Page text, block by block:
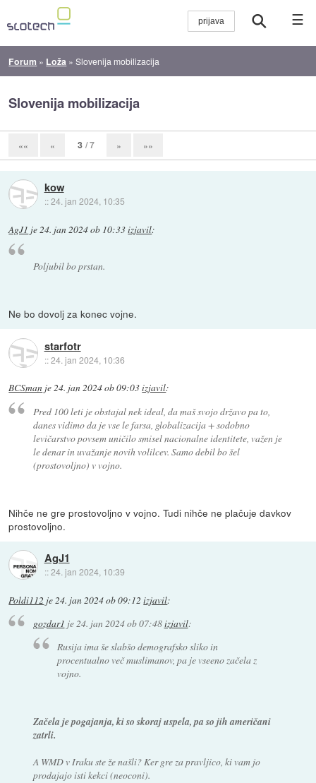
☰
Forum » Loža »Slovenija mobilizacija
Slovenija mobilizacija
«« « 3 / 7 » »»
kow
::24. jan 2024, 10:35
AgJ1 je24. jan 2024 ob 10:33izjavil:
Poljubil bo prstan.
Ne bo dovolj za konec vojne.
starfotr
::24. jan 2024, 10:36
BCSman je24. jan 2024 ob 09:03izjavil:
Pred 100 leti je obstajal nek ideal, da maš svojo državo pa to,
danes vidimo da je vse le farsa, globalizacija + sodobno
levičarstvo povsem uničilo smisel nacionalne identitete, važen je
le denar in uvažanje novih volilcev. Samo debil bo šel
(prostovoljno) v vojno.
Nihče ne gre prostovoljno v vojno. Tudi nihče ne plačuje davkov
prostovoljno.
AgJ1
::24. jan 2024, 10:39
Poldi112 je24. jan 2024 ob 09:12 izjavil:
gozdar1 je24. jan 2024 ob 07:48izjavil:
Rusija ima še slabšo demografsko sliko in
procentualno več muslimanov, pa je vseeno začela z
vojno.
Začela je pogajanja, ki so skoraj uspela, pa so jih američani
zatrli.
A WMD v Iraku ste že našli? Ker gre za pravljico, ki vam jo
prodajajo isti kekci (neoconi).